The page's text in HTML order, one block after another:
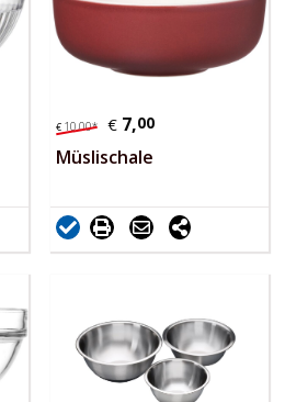
€ 10,00* € 7,00
Müslischale